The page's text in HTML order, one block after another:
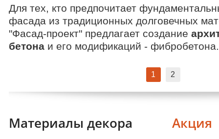
Для тех, кто предпочитает
фасада из традиционных долговечных
"Фасад-проект" предлагает создание
бетонаи его модификаций - фибробетона.
1 2
Акция
Материалы декора